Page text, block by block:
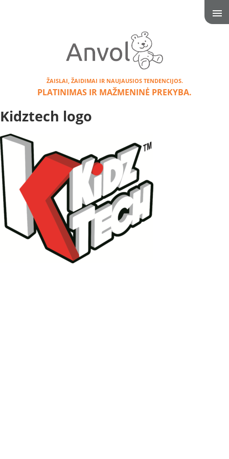
ŽAISLAI, ŽAIDIMAI IR NAUJAUSIOS TENDENCIJOS.
PLATINIMAS IR MAŽMENINĖ PREKYBA.
Kidztech logo